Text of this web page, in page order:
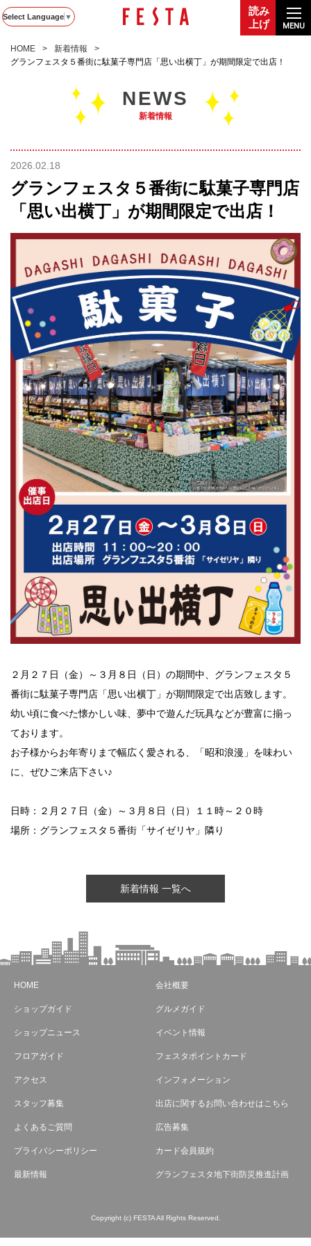
読み
上げ
Select Language ▼
MENU
HOME
新着情報
グランフェスタ５番街に駄菓子専門店「思い出横丁」が期間限定で出店！
NEWS
新着情報
2026.02.18
グランフェスタ５番街に駄菓子専門店
「思い出横丁」が期間限定で出店！
２月２７日（金）～３月８日（日）の期間中、グランフェスタ５
番街に駄菓子専門店「思い出横丁」が期間限定で出店致します。
幼い頃に食べた懐かしい味、夢中で遊んだ玩具などが豊富に揃っ
ております。
お子様からお年寄りまで幅広く愛される、「昭和浪漫」を味わい
に、ぜひご来店下さい♪
日時：２月２７日（金）～３月８日（日）１１時～２０時
場所：グランフェスタ５番街「サイゼリヤ」隣り
新着情報 一覧へ
HOME 会社概要
ショップガイド グルメガイド
ショップニュース イベント情報
フロアガイド フェスタポイントカード
アクセス インフォメーション
スタッフ募集 出店に関するお問い合わせはこちら
よくあるご質問 広告募集
プライバシーポリシー カード会員規約
最新情報 グランフェスタ地下街防災推進計画
Copyright (c) FESTA All Rights Reserved.